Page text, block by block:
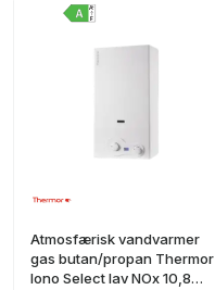
Atmosfærisk vandvarmer
gas butan/propan Thermor
Iono Select lav NOx 10,8